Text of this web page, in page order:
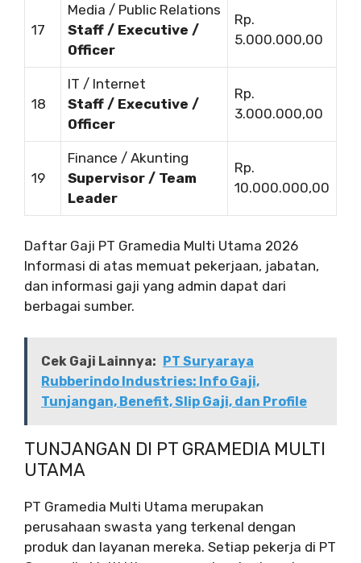
17
Media / Public Relations
Staff / Executive /
Officer
Rp.
5.000.000,00
18
IT / Internet
Staff / Executive /
Officer
Rp.
3.000.000,00
19
Finance / Akunting
Supervisor / Team
Leader
Rp.
10.000.000,00
Daftar Gaji PT Gramedia Multi Utama 2026
Informasi di atas memuat pekerjaan, jabatan,
dan informasi gaji yang admin dapat dari
berbagai sumber.
Cek Gaji Lainnya: PT Suryaraya
Rubberindo Industries: Info Gaji,
Tunjangan, Benefit, Slip Gaji, dan Profile
TUNJANGAN DI PT GRAMEDIA MULTI
UTAMA
PT Gramedia Multi Utama merupakan
perusahaan swasta yang terkenal dengan
produk dan layanan mereka. Setiap pekerja di PT